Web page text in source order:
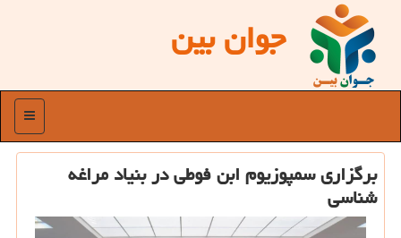
جوان بین
منو
برگزاری سمپوزیوم ابن فوطی در بنیاد مراغه
شناسی